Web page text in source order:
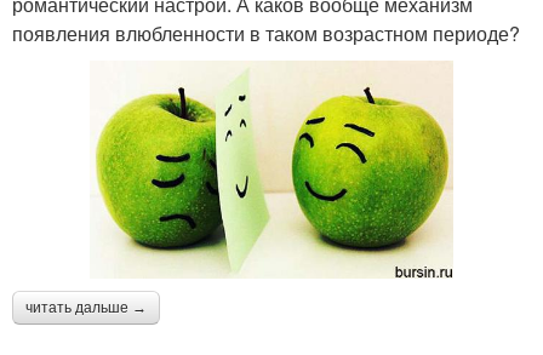
появления влюбленности в таком возрастном периоде?
читать дальше →